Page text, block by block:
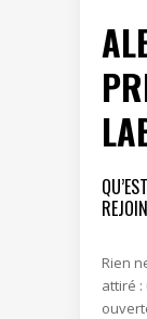
Rien
attiré :